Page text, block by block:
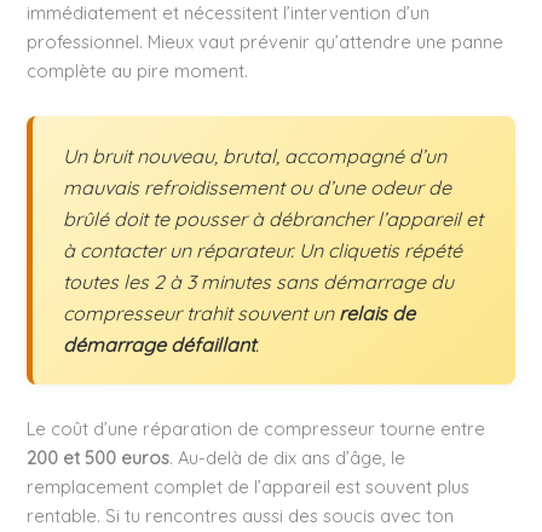
immédiatement et nécessitent l’intervention d’un
professionnel. Mieux vaut prévenir qu’attendre une panne
complète au pire moment.
Un bruit nouveau, brutal, accompagné d’un
mauvais refroidissement ou d’une odeur de
brûlé doit te pousser à débrancher l’appareil et
à contacter un réparateur. Un cliquetis répété
toutes les 2 à 3 minutes sans démarrage du
compresseur trahit souvent un relais de
démarrage défaillant.
Le coût d’une réparation de compresseur tourne entre
200 et 500 euros. Au-delà de dix ans d’âge, le
remplacement complet de l’appareil est souvent plus
rentable. Si tu rencontres aussi des soucis avec ton